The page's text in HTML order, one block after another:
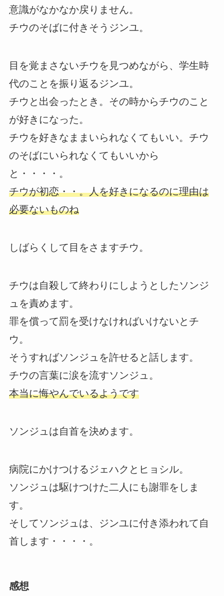
意識がなかなか戻りません。
チウのそばに付きそうジンユ。
目を覚まさないチウを見つめながら、学生時
代のことを振り返るジンユ。
チウと出会ったとき。その時からチウのこと
が好きになった。
チウを好きなままいられなくてもいい。チウ
のそばにいられなくてもいいから
と・・・・。
チウが初恋・・。人を好きになるのに理由は
必要ないものね
しばらくして目をさますチウ。
チウは自殺して終わりにしようとしたソンジ
ュを責めます。
罪を償って罰を受けなければいけないとチ
ウ。
そうすればソンジュを許せると話します。
チウの言葉に涙を流すソンジュ。
本当に悔やんでいるようです
ソンジュは自首を決めます。
病院にかけつけるジェハクとヒョシル。
ソンジュは駆けつけた二人にも謝罪をしま
す。
そしてソンジュは、ジンユに付き添われて自
首します・・・・。
感想